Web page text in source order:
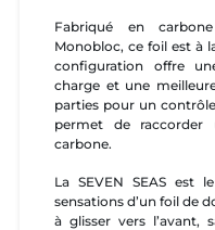
Fabriqué en
Monobloc, ce foil est à
configuration offre
charge et une
parties pour un
permet de
carbone.
La SEVEN SEAS est
sensations d’un foil de
à glisser vers l’avant,